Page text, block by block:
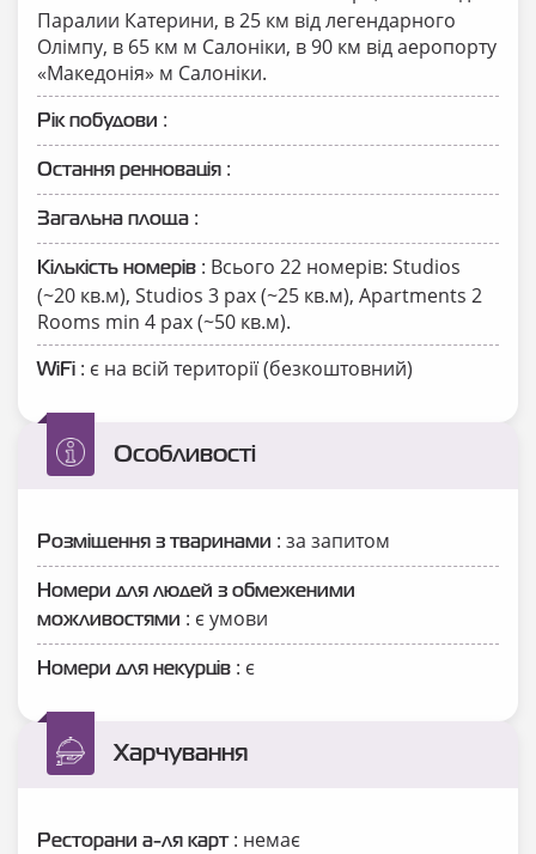
Паралии Катерини, в 25 км від легендарного
Олімпу, в 65 км м Салоніки, в 90 км від аеропорту
«Македонія» м Салоніки.
Рік побудови :
Остання ренновація :
Загальна площа :
Кількість номерів : Всього 22 номерів: Studios
(~20 кв.м), Studios 3 pax (~25 кв.м), Apartments 2
Rooms min 4 pax (~50 кв.м).
WiFi : є на всій території (безкоштовний)
Особливості
Розміщення з тваринами : за запитом
Номери для людей з обмеженими
можливостями : є умови
Номери для некурців : є
Харчування
Ресторани а-ля карт: немає